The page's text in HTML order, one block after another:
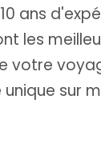
ans
les
votre
sur